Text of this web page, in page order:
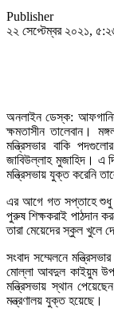
Publisher
২২ সেপ্টেম্বর ২০২১,
অনলাইন ডেস্ক:
ক্ষমতাসীন তালেবান।
মন্ত্রিসভার বাকি
জাবিউল্লাহ মুজাহিদ। এ
মন্ত্রিসভায় যুক্ত করেনি
এর আগে গত সপ্তাহে শুধু
পুরুষ শিক্ষকরাই পাঠদান
তারা মেয়েদের স্কুল খুলে
সংবাদ সম্মেলনে
মোল্লা আবদুল কাইয়ুম উপ-
মন্ত্রিসভায় স্থান
মন্ত্রণালয় যুক্ত হয়েছে।